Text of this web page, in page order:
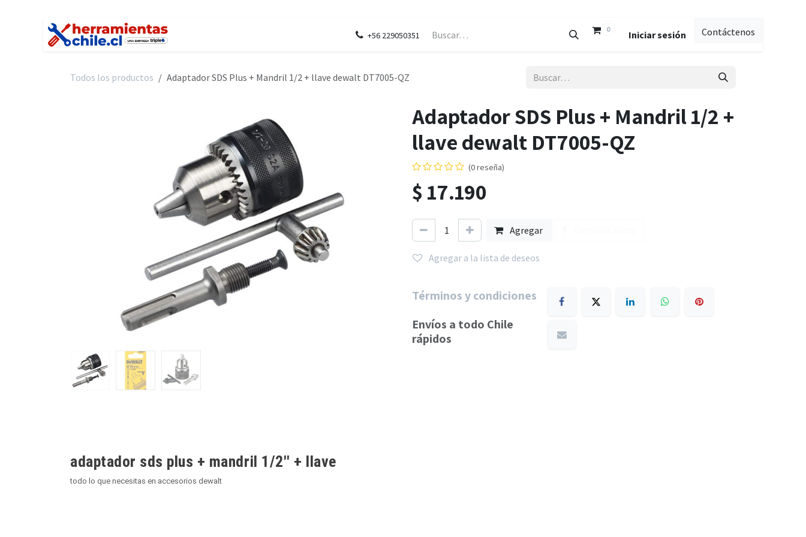
Ir al contenido
Legal+56 229050351
0 Iniciar sesión Contáctenos
Todos los productos Adaptador SDS Plus + Mandril 1/2 + llave dewalt DT7005-QZ
Adaptador SDS Plus + Mandril 1/2 +
llave dewalt DT7005-QZ
(0 reseña)
$ 17.190
Agregar
Agregar a la lista de deseos
Términos y condiciones
Envíos a todo Chile
rápidos
adaptador sds plus + mandril 1/2'' + llave
todo lo que necesitas en accesorios dewalt